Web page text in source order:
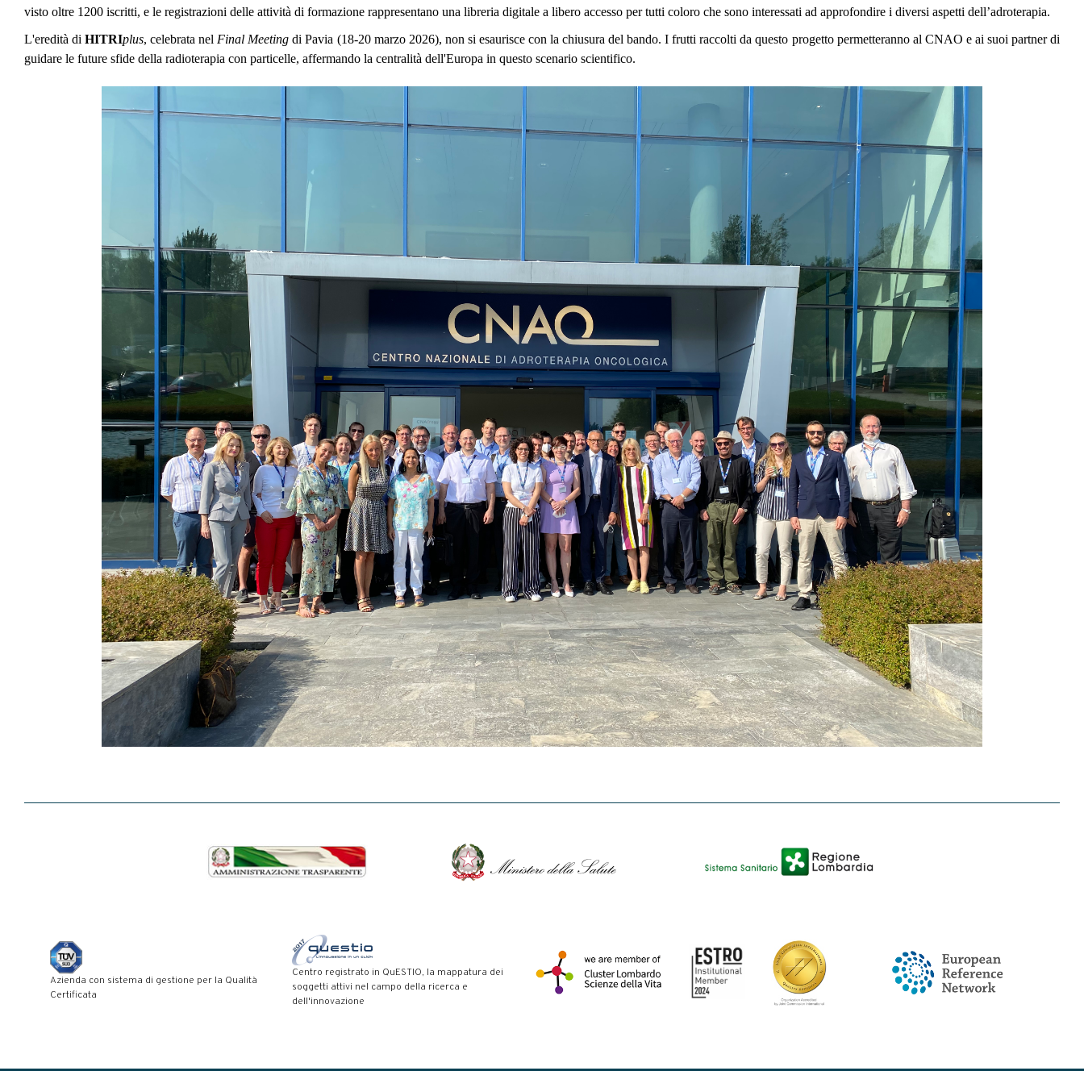
visto oltre 1200 iscritti, e le registrazioni delle attività di formazione rappresentano una libreria digitale a libero accesso per tutti coloro che sono interessati ad approfondire i diversi aspetti dell’adroterapia.
L'eredità diHITRIplus, celebrata nelFinal Meeting di Pavia (18-20 marzo 2026), non si esaurisce con la chiusura del bando. I frutti raccolti da questo progetto permetteranno al CNAO e ai suoi partner di
guidare le future sfide della radioterapia con particelle, affermando la centralità dell'Europa in questo scenario scientifico.
Azienda con sistema di gestione per la Qualità
Certificata
Centro registrato in QuESTIO, la mappatura dei
soggetti attivi nel campo della ricerca e
dell'innovazione